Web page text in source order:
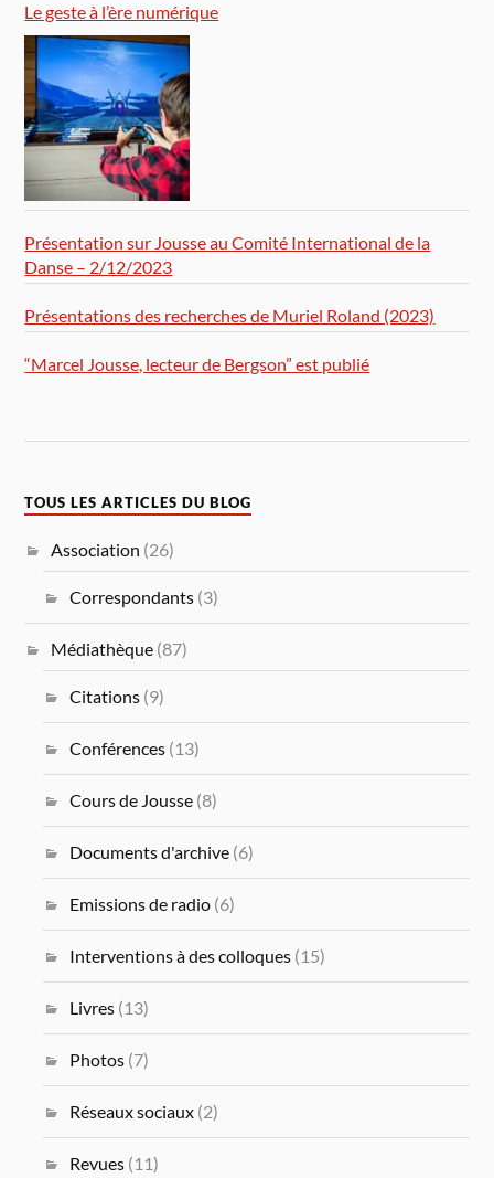
Le geste à l’ère numérique
Présentation sur Jousse au Comité International de la
Danse – 2/12/2023
Présentations des recherches de Muriel Roland (2023)
“Marcel Jousse, lecteur de Bergson” est publié
TOUS LES ARTICLES DU BLOG
Association (26)
Correspondants(3)
Médiathèque (87)
Citations(9)
Conférences(13)
Cours de Jousse(8)
Documents d'archive(6)
Emissions de radio(6)
Interventions à des colloques(15)
Livres(13)
Photos(7)
Réseaux sociaux(2)
Revues(11)